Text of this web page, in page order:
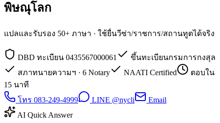
พิษณุโลก
แปลและรับรอง 50+ ภาษา · ใช้ยื่นวีซ่า/ราชการ/สถานทูตได้จริง
DBD ทะเบียน 0435567000061
ขึ้นทะเบียนกรมการกงสุล
สภาทนายความฯ · 6 Notary
NAATI Certified
ตอบใน
15 นาที
โทร 083-249-4999
LINE @nycli
Email
AI Quick Answer